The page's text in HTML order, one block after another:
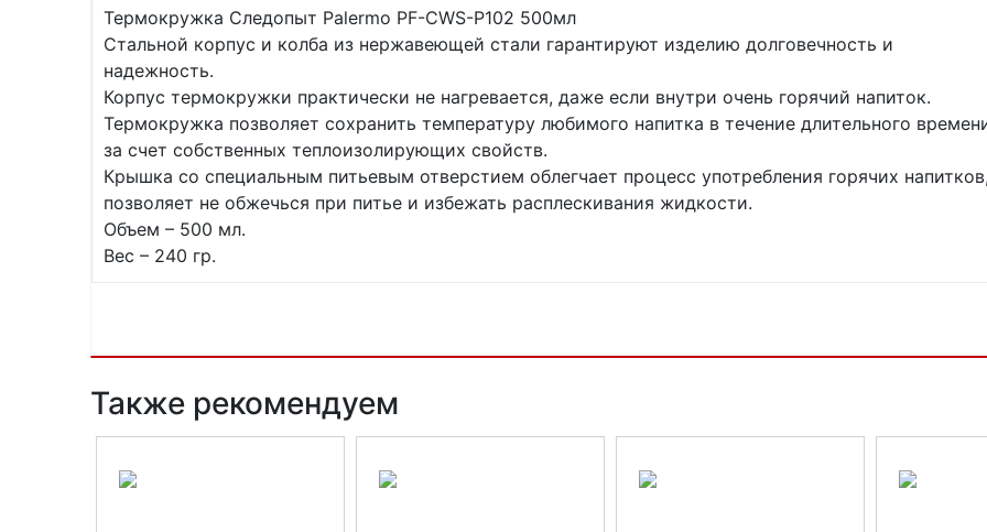
Термокружка Следопыт Palermo PF-CWS-P102 500мл
Стальной корпус и колба из нержавеющей стали гарантируют изделию долговечность и
надежность.
Корпус термокружки практически не нагревается, даже если внутри очень горячий напиток.
Термокружка позволяет сохранить температуру любимого напитка в течение длительного
за счет собственных теплоизолирующих свойств.
Крышка со специальным питьевым отверстием облегчает процесс употребления горячих
позволяет не обжечься при питье и избежать расплескивания жидкости.
Объем – 500 мл.
Вес – 240 гр.
Также рекомендуем